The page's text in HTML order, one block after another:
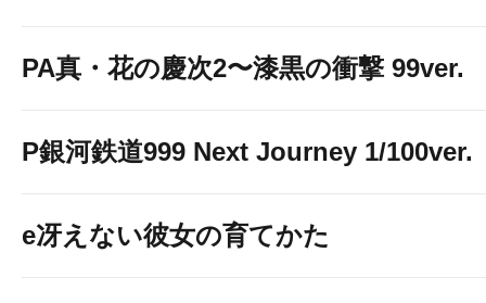
PA真・花の慶次2〜漆黒の衝撃 99ver.
P銀河鉄道999 Next Journey 1/100ver.
e冴えない彼女の育てかた